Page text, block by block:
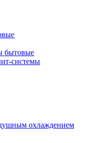
бытовые
системы
охлаждением